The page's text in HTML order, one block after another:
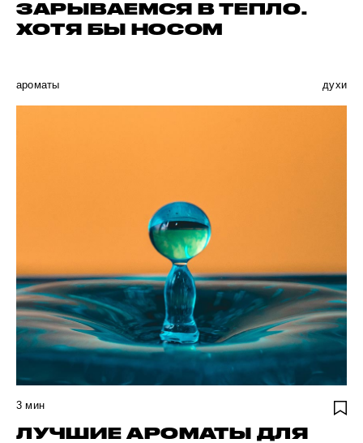
ЗАРЫВАЕМСЯ В ТЕПЛО.
ХОТЯ БЫ НОСОМ
ароматы духи
3 мин
ЛУЧШИЕ АРОМАТЫ ДЛЯ